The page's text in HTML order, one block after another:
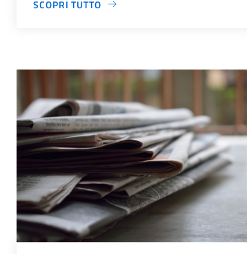
SCOPRI TUTTO